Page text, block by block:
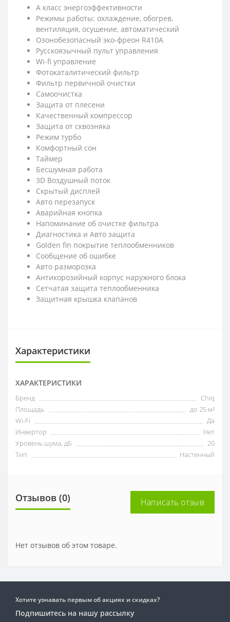
A класс энергоэффективности
Режимы работы: охлаждение, обогрев,
вентиляция, осушение, автоматический
Озонобезопасный эко-фреон R410A
Русскоязычный пульт управления
Wi-fi управление
Фотокаталитический фильтр
Фильтр первичной очистки
Самоочистка
Защита от плесени
Качественный компрессор
Защита от сквозняка
Режим турбо
Комфортный сон
Таймер
Бесшумная работа
3D Воздушный поток
Скрытый дисплей
Авто перезапуск
Аварийная кнопка
Напоминание об очистке фильтра
Диагностика и Авто защита
Golden fin покрытие теплообменников
Сообщение об ошибке
Авто разморозка
Антикорозийный корпус наружнoго блока
Cетчатая защита теплообменника
Защитная крышка клапанов
Характеристики
ХАРАКТЕРИСТИКИ
Бренд
Chiq
Площадь
до 25 м²
Wi-Fi
Да
Инвертор
Нет
Уровень шума, дБ
20
Тип
Настенный
Отзывов (0) Написать отзыв
Нет отзывов об этом товаре.
Хотите узнавать первым об акциях и скидках?
Подпишитесь на нашу рассылку